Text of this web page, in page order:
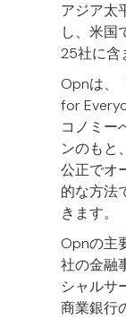
アジア太
し、米国
25社に含
Opnは、
for
コノミー
ンのもと
公正でオ
的な方法
きます。
Opnの主
社の金融
シャルサ
商業銀行